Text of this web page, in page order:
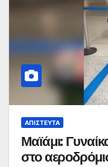
ΑΠΊΣΤΕΥΤΑ
Μαϊάμι:
στο